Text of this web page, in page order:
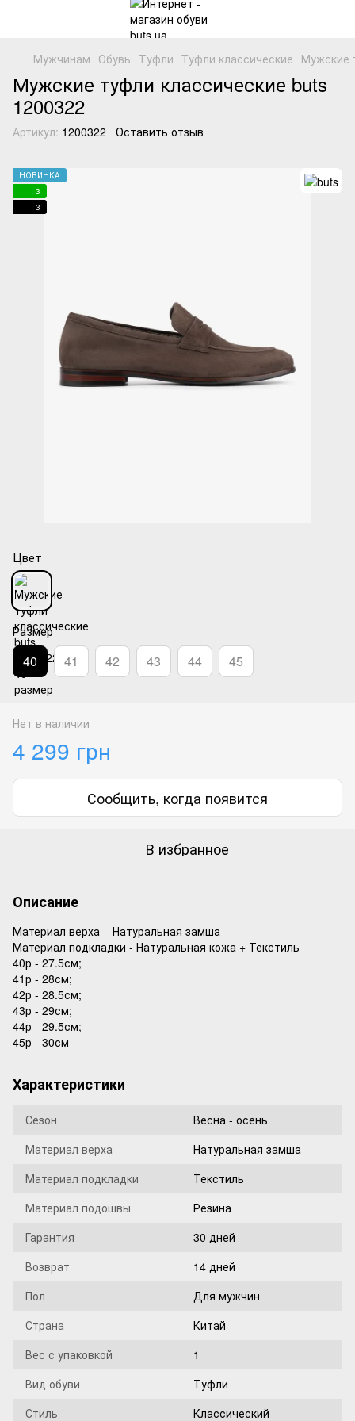
Мужчинам Обувь Туфли Tуфли классические Мужские
Мужские туфли классические buts
1200322
Артикул: 1200322 Оставить отзыв
НОВИНКА
3
3
Цвет
Размер
40 41 42 43 44 45
Нет в наличии
4 299 грн
Сообщить, когда появится
В избранное
Описание
Материал верха – Натуральная замша
Материал подкладки - Натуральная кожа + Текстиль
40р - 27.5см;
41р - 28см;
42р - 28.5см;
43р - 29см;
44р - 29.5см;
45р - 30см
Характеристики
Сезон
Весна - осень
Материал верха
Натуральная замша
Материал подкладки
Текстиль
Материал подошвы
Резина
Гарантия
30 дней
Возврат
14 дней
Пол
Для мужчин
Страна
Китай
Вес с упаковкой
1
Вид обуви
Туфли
Стиль
Классический